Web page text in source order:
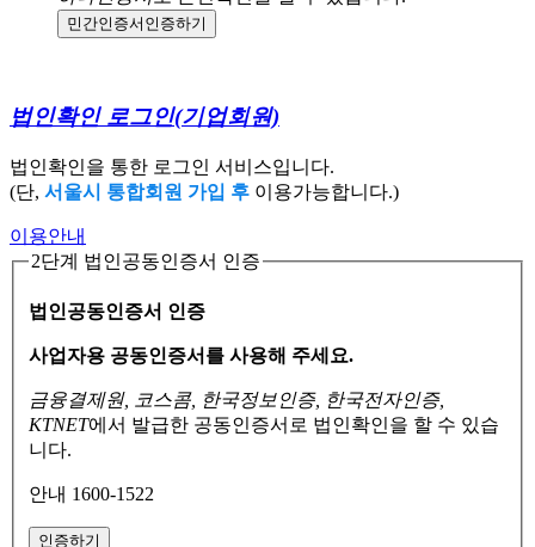
민간인증서 인증하기
법인확인 로그인(기업회원)
법인확인을 통한 로그인 서비스입니다.
(단, 서울시 통합회원 가입 후 이용가능합니다.)
이용안내
2단계 법인공동인증서 인증
법인공동인증서 인증
사업자용 공동인증서를 사용해 주세요.
금융결제원, 코스콤, 한국정보인증, 한국전자인증,
KTNET에서 발급한 공동인증서로 법인확인을 할 수 있습
니다.
안내 1600-1522
인증하기